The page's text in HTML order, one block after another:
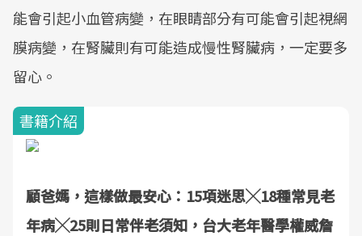
能會引起小血管病變，在眼睛部分有可能會引起視網
膜病變，在腎臟則有可能造成慢性腎臟病，一定要多
留心。
書籍介紹
顧爸媽，這樣做最安心：15項迷思╳18種常見老
年病╳25則日常伴老須知，台大老年醫學權威詹